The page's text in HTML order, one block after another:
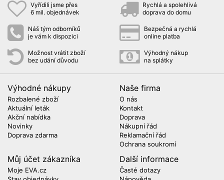
Vyřídili jsme přes
6 mil. objednávek
Rychlá a spolehlivá
doprava do domu
Náš tým odborníků
je vám k dispozici
Bezpečná a rychlá
online platba
Možnost vrátit zboží
bez udání důvodu
Výhodný nákup
na splátky
Výhodné nákupy
Rozbalené zboží
Aktuální leták
Akční nabídka
Novinky
Doprava zdarma
Naše firma
O nás
Kontakt
Doprava
Nákupní řád
Reklamační řád
Ochrana soukromí
Můj účet zákazníka
Moje EVA.cz
Další informace
Časté dotazy